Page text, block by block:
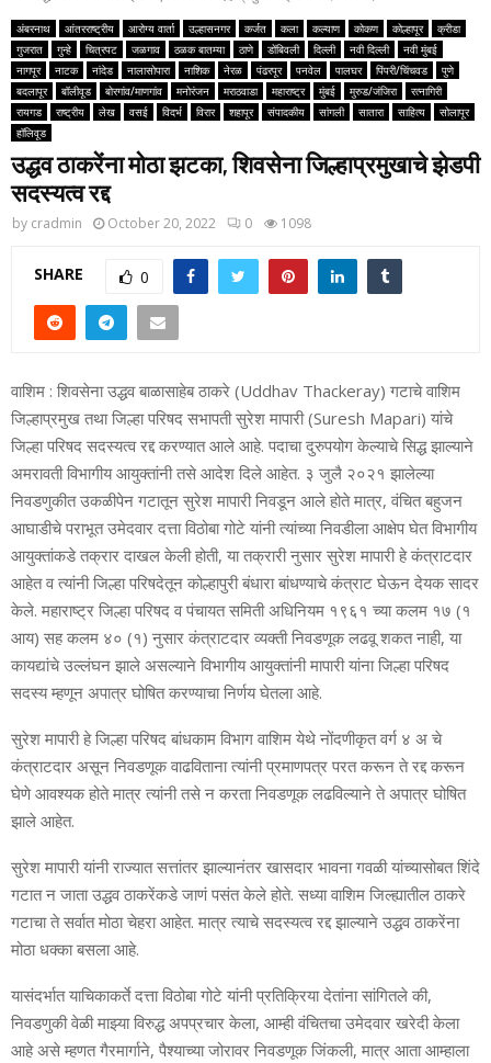
अंबरनाथ आंतरराष्ट्रीय आरोग्य वार्ता उल्हासनगर कर्जत कला कल्याण कोकण कोल्हापूर
क्रीडा
गुजरात
गुन्हे चित्रपट जळगाव ठळक बातम्या ठाणे डोंबिवली दिल्ली नवी दिल्ली
नवी मुंबई
नागपूर
नाटक नांदेड नालासोपारा नाशिक नेरळ पंढरपूर पनवेल पालघर पिंपरी/चिंचवड
पुणे
बदलापूर
बॉलीवूड बोरगांव/माणगांव मनोरंजन मराठवाडा महाराष्ट्र मुंबई मुरुड/जंजिरा
रत्नागिरी
रायगड
राष्ट्रीय लेख वसई विदर्भ विरार शहापूर संपादकीय सांगली सातारा साहित्य
सोलापूर
हॉलिवूड
उद्धव ठाकरेंना मोठा झटका, शिवसेना जिल्हाप्रमुखाचे झेडपी
सदस्यत्व रद्द
by cradmin October 20, 2022 0 1098
SHARE 0
वाशिम : शिवसेना उद्धव बाळासाहेब ठाकरे (Uddhav Thackeray) गटाचे वाशिम
जिल्हाप्रमुख तथा जिल्हा परिषद सभापती सुरेश मापारी (Suresh Mapari) यांचे
जिल्हा परिषद सदस्यत्व रद्द करण्यात आले आहे. पदाचा दुरुपयोग केल्याचे सिद्ध झाल्याने
अमरावती विभागीय आयुक्तांनी तसे आदेश दिले आहेत. ३ जुलै २०२१ झालेल्या
निवडणुकीत उकळीपेन गटातून सुरेश मापारी निवडून आले होते मात्र, वंचित बहुजन
आघाडीचे पराभूत उमेदवार दत्ता विठोबा गोटे यांनी त्यांच्या निवडीला आक्षेप घेत विभागीय
आयुक्तांकडे तक्रार दाखल केली होती, या तक्रारी नुसार सुरेश मापारी हे कंत्राटदार
आहेत व त्यांनी जिल्हा परिषदेतून कोल्हापुरी बंधारा बांधण्याचे कंत्राट घेऊन देयक सादर
केले. महाराष्ट्र जिल्हा परिषद व पंचायत समिती अधिनियम १९६१ च्या कलम १७ (१
आय) सह कलम ४० (१) नुसार कंत्राटदार व्यक्ती निवडणूक लढवू शकत नाही, या
कायद्यांचे उल्लंघन झाले असल्याने विभागीय आयुक्तांनी मापारी यांना जिल्हा परिषद
सदस्य म्हणून अपात्र घोषित करण्याचा निर्णय घेतला आहे.
सुरेश मापारी हे जिल्हा परिषद बांधकाम विभाग वाशिम येथे नोंदणीकृत वर्ग ४ अ चे
कंत्राटदार असून निवडणूक वाढविताना त्यांनी प्रमाणपत्र परत करून ते रद्द करून
घेणे आवश्यक होते मात्र त्यांनी तसे न करता निवडणूक लढविल्याने ते अपात्र घोषित
झाले आहेत.
सुरेश मापारी यांनी राज्यात सत्तांतर झाल्यानंतर खासदार भावना गवळी यांच्यासोबत शिंदे
गटात न जाता उद्धव ठाकरेंकडे जाणं पसंत केले होते. सध्या वाशिम जिल्ह्यातील ठाकरे
गटाचा ते सर्वात मोठा चेहरा आहेत. मात्र त्याचे सदस्यत्व रद्द झाल्याने उद्धव ठाकरेंना
मोठा धक्का बसला आहे.
यासंदर्भात याचिकाकर्ते दत्ता विठोबा गोटे यांनी प्रतिक्रिया देतांना सांगितले की,
निवडणुकी वेळी माझ्या विरुद्ध अपप्रचार केला, आम्ही वंचितचा उमेदवार खरेदी केला
आहे असे म्हणत गैरमार्गाने, पैश्याच्या जोरावर निवडणूक जिंकली, मात्र आता आम्हाला